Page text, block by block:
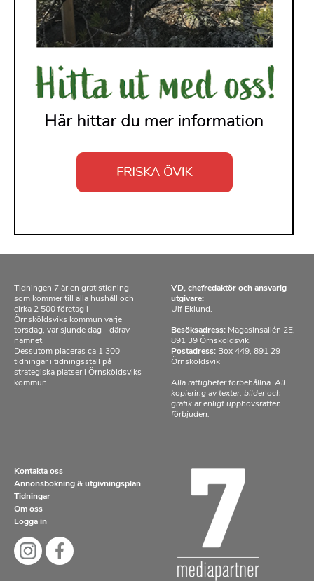
Tidningen 7 är en gratistidning
som kommer till alla hushåll och
cirka 2 500 företag i
Örnsköldsviks kommun varje
torsdag, var sjunde dag - därav
namnet.
Dessutom placeras ca 1 300
tidningar i tidningsställ på
strategiska platser i Örnsköldsviks
kommun.
VD, chefredaktör och ansvarig
utgivare:
Ulf Eklund.
Besöksadress: Magasinsallén 2E,
891 39 Örnsköldsvik.
Postadress: Box 449, 891 29
Örnsköldsvik
Alla rättigheter förbehållna. All
kopiering av texter, bilder och
grafik är enligt upphovsrätten
förbjuden.
Kontakta oss
Annonsbokning & utgivningsplan
Tidningar
Om oss
Logga in